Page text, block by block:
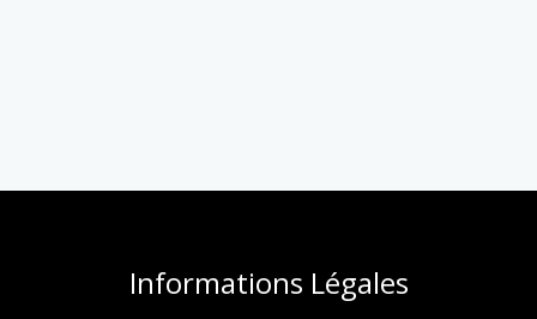
Informations Légales